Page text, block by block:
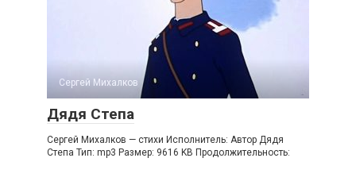
Сергей Михалков
Дядя Степа
Сергей Михалков — стихи Исполнитель: Автор Дядя
Степа Тип: mp3 Размер: 9616 KB Продолжительность: